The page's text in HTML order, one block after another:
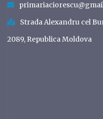
Strada Alexandru cel
2089, Republica Moldova